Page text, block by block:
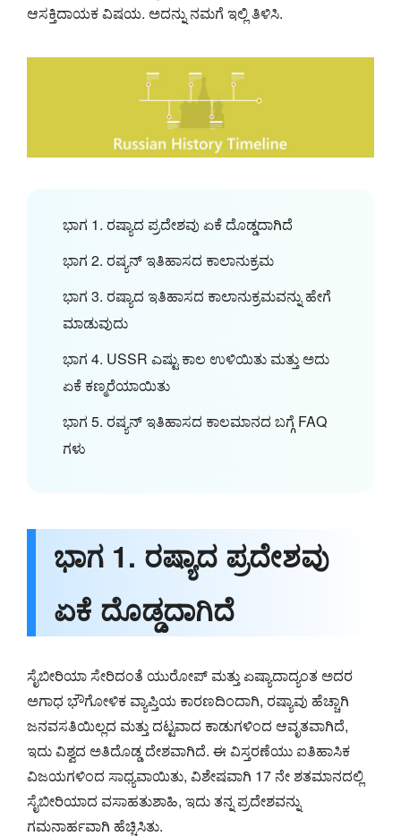
ಆಸಕ್ತಿದಾಯಕ ವಿಷಯ. ಅದನ್ನು ನಮಗೆ ಇಲ್ಲಿ ತಿಳಿಸಿ.
ಭಾಗ 1. ರಷ್ಯಾದ ಪ್ರದೇಶವು ಏಕೆ ದೊಡ್ಡದಾಗಿದೆ
ಭಾಗ 2. ರಷ್ಯನ್ ಇತಿಹಾಸದ ಕಾಲಾನುಕ್ರಮ
ಭಾಗ 3. ರಷ್ಯಾದ ಇತಿಹಾಸದ ಕಾಲಾನುಕ್ರಮವನ್ನು ಹೇಗೆ
ಮಾಡುವುದು
ಭಾಗ 4. USSR ಎಷ್ಟು ಕಾಲ ಉಳಿಯಿತು ಮತ್ತು ಅದು
ಏಕೆ ಕಣ್ಮರೆಯಾಯಿತು
ಭಾಗ 5. ರಷ್ಯನ್ ಇತಿಹಾಸದ ಕಾಲಮಾನದ ಬಗ್ಗೆ FAQ
ಗಳು
ಭಾಗ 1. ರಷ್ಯಾದ ಪ್ರದೇಶವು
ಏಕೆ ದೊಡ್ಡದಾಗಿದೆ
ಸೈಬೀರಿಯಾ ಸೇರಿದಂತೆ ಯುರೋಪ್ ಮತ್ತು ಏಷ್ಯಾದಾದ್ಯಂತ ಅದರ
ಅಗಾಧ ಭೌಗೋಳಿಕ ವ್ಯಾಪ್ತಿಯ ಕಾರಣದಿಂದಾಗಿ, ರಷ್ಯಾವು ಹೆಚ್ಚಾಗಿ
ಜನವಸತಿಯಿಲ್ಲದ ಮತ್ತು ದಟ್ಟವಾದ ಕಾಡುಗಳಿಂದ ಆವೃತವಾಗಿದೆ,
ಇದು ವಿಶ್ವದ ಅತಿದೊಡ್ಡ ದೇಶವಾಗಿದೆ. ಈ ವಿಸ್ತರಣೆಯು ಐತಿಹಾಸಿಕ
ವಿಜಯಗಳಿಂದ ಸಾಧ್ಯವಾಯಿತು, ವಿಶೇಷವಾಗಿ 17 ನೇ ಶತಮಾನದಲ್ಲಿ
ಸೈಬೀರಿಯಾದ ವಸಾಹತುಶಾಹಿ, ಇದು ತನ್ನ ಪ್ರದೇಶವನ್ನು
ಗಮನಾರ್ಹವಾಗಿ ಹೆಚ್ಚಿಸಿತು.